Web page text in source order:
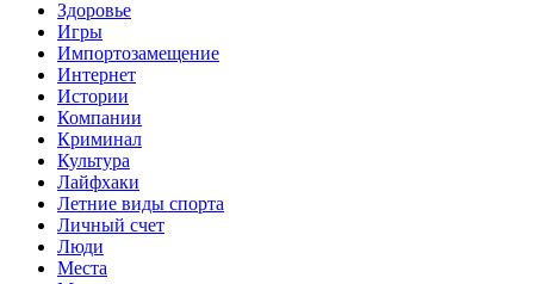
Здоровье
Игры
Импортозамещение
Интернет
Истории
Компании
Криминал
Культура
Лайфхаки
Летние виды спорта
Личный счет
Люди
Места